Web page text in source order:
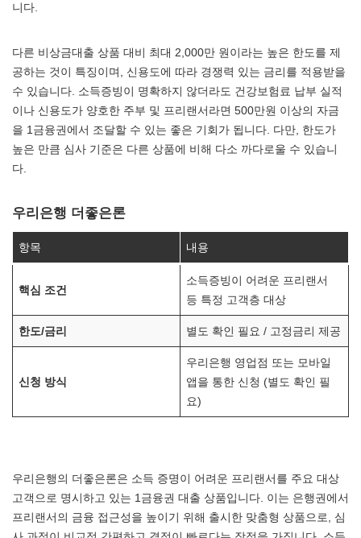
니다.
다른 비상금대출 상품 대비 최대 2,000만 원이라는 높은 한도를 제
공하는 것이 특징이며, 신용도에 따라 경쟁력 있는 금리를 적용받을
수 있습니다. 소득증빙이 명확하지 않더라도 건강보험료 납부 실적
이나 신용도가 양호한 주부 및 프리랜서라면 500만원 이상의 자금
을 1금융권에서 조달할 수 있는 좋은 기회가 됩니다. 다만, 한도가
높은 만큼 심사 기준은 다른 상품에 비해 다소 까다로울 수 있습니
다.
우리은행 더좋은론
항목 내용
핵심 조건
소득증빙이 어려운 프리랜서
등 특정 고객층 대상
한도/금리 별도 확인 필요 / 고정금리 제공
신청 방식
우리은행 영업점 또는 모바일
앱을 통한 신청 (별도 확인 필
요)
우리은행의 더좋은론은 소득 증명이 어려운 프리랜서를 주요 대상
고객으로 명시하고 있는 1금융권 대출 상품입니다. 이는 은행권에서
프리랜서의 금융 접근성을 높이기 위해 출시한 맞춤형 상품으로, 심